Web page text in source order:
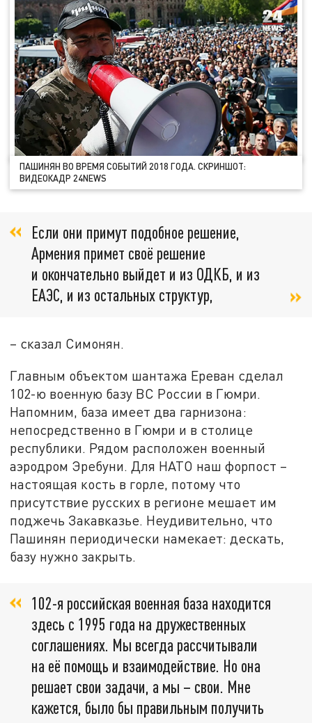
ПАШИНЯН ВО ВРЕМЯ СОБЫТИЙ 2018 ГОДА. СКРИНШОТ:
ВИДЕОКАДР 24NEWS
Если они примут подобное решение,
Армения примет своё решение
и окончательно выйдет и из ОДКБ, и из
ЕАЭС, и из остальных структур,
– сказал Симонян.
Главным объектом шантажа Ереван сделал
102-ю военную базу ВС России в Гюмри.
Напомним, база имеет два гарнизона:
непосредственно в Гюмри и в столице
республики. Рядом расположен военный
аэродром Эребуни. Для НАТО наш форпост –
настоящая кость в горле, потому что
присутствие русских в регионе мешает им
поджечь Закавказье. Неудивительно, что
Пашинян периодически намекает: дескать,
базу нужно закрыть.
102-я российская военная база находится
здесь с 1995 года на дружественных
соглашениях. Мы всегда рассчитывали
на её помощь и взаимодействие. Но она
решает свои задачи, а мы – свои. Мне
кажется, было бы правильным получить